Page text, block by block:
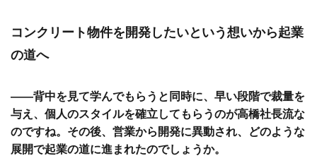
コンクリート物件を開発したいという想いから起業
の道へ
――背中を見て学んでもらうと同時に、早い段階で裁量を
与え、個人のスタイルを確立してもらうのが高橋社長流な
のですね。その後、営業から開発に異動され、どのような
展開で起業の道に進まれたのでしょうか。